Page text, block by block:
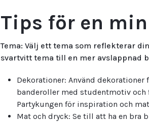
Tips för en
Tema: Välj ett tema som reflekterar
svartvitt tema till en mer avslappnad
Dekorationer: Använd
banderoller med studentmotiv och
Partykungen för inspiration och
Mat och dryck: Se till att ha en bra